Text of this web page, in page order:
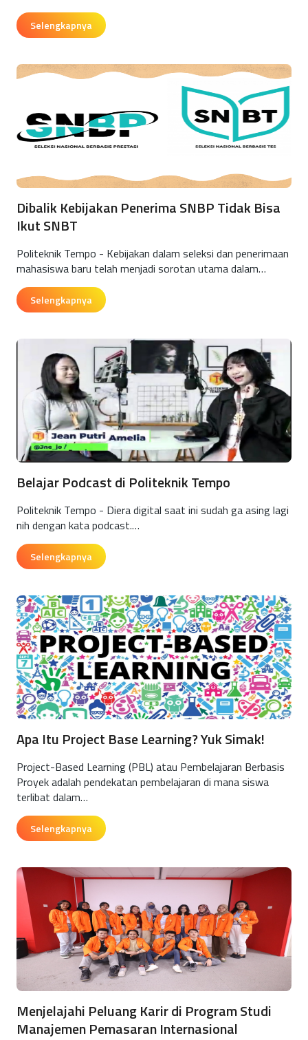
Selengkapnya
Dibalik Kebijakan Penerima SNBP Tidak Bisa
Ikut SNBT
Politeknik Tempo - Kebijakan dalam seleksi dan penerimaan
mahasiswa baru telah menjadi sorotan utama dalam…
Selengkapnya
Belajar Podcast di Politeknik Tempo
Politeknik Tempo - Diera digital saat ini sudah ga asing lagi
nih dengan kata podcast.…
Selengkapnya
Apa Itu Project Base Learning? Yuk Simak!
Project-Based Learning (PBL) atau Pembelajaran Berbasis
Proyek adalah pendekatan pembelajaran di mana siswa
terlibat dalam…
Selengkapnya
Menjelajahi Peluang Karir di Program Studi
Manajemen Pemasaran Internasional